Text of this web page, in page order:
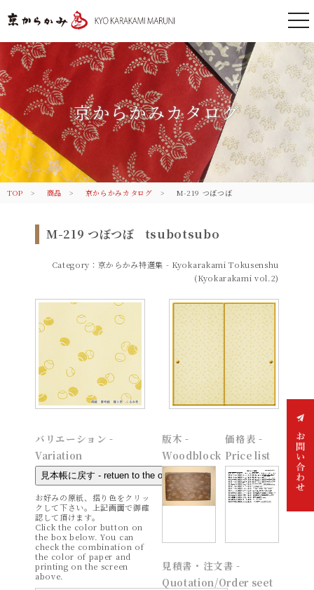
式会社丸二
京からかみカタログ
TOP 商品 京からかみカタログ M-219 つぼつぼ
M-219 つぼつぼ tsubotsubo
Category：京からかみ特選集 - Kyokarakami Tokusenshu
(Kyokarakami vol.2)
バリエーション -
Variation
お好みの原紙、摺り色をクリッ
クして下さい。上記画面で御確
認して頂けます。
Click the color button on
the box below. You can
check the combination of
the color of paper and
printing on the screen
above.
版木 -
Woodblock
価格表 -
Price list
見積書・注文書 -
Quotation/Order seet
お問